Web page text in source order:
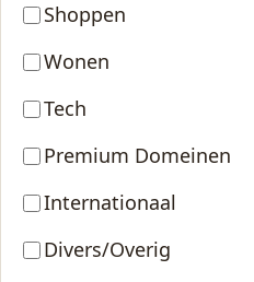
Shoppen
Wonen
Tech
Premium Domeinen
Internationaal
Divers/Overig